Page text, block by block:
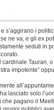
s’aggirano i
ne va, e gli ex
seduti in
Tauran,
impotente”
lasciato solo
pagano il